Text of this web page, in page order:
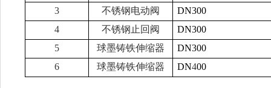
3
不锈钢电动阀
DN300
4
不锈钢止回阀
DN300
5
球墨铸铁伸缩器
DN300
6
球墨铸铁伸缩器 DN400